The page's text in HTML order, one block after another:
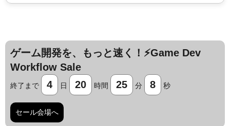
ゲーム開発を、もっと速く！⚡️Game Dev
Workflow Sale
終了まで 4 日 20 時間 25 分 6 秒
セール会場へ